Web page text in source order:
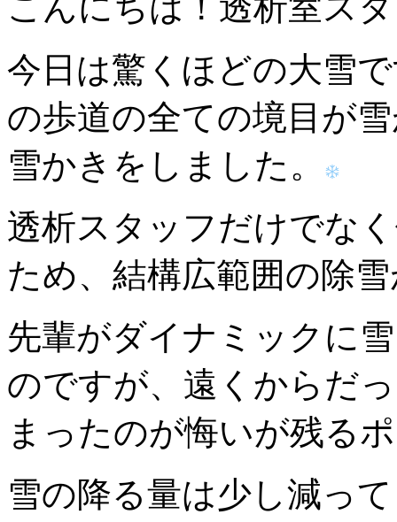
こんにちは！透析室ス
今日は驚くほどの大雪
の歩道の全ての境目が
雪かきをしました。
透析スタッフだけでな
ため、結構広範囲の除
先輩がダイナミックに
のですが、遠くからだ
まったのが悔いが残る
雪の降る量は少し減っ